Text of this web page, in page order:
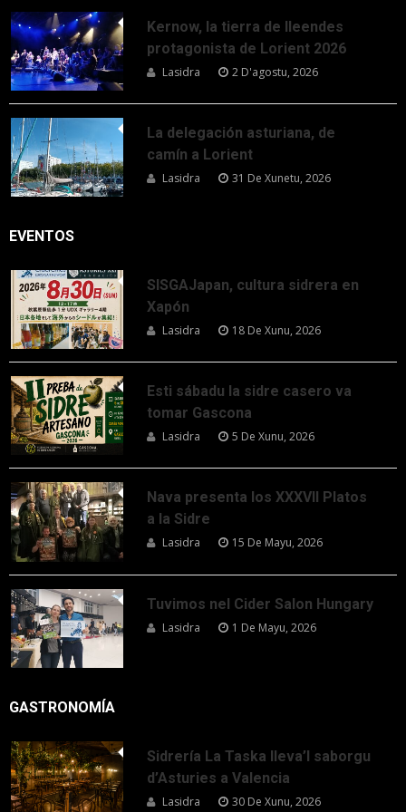
Kernow, la tierra de lleendes
protagonista de Lorient 2026
Lasidra 2 D'agostu, 2026
La delegación asturiana, de
camín a Lorient
Lasidra 31 De Xunetu, 2026
EVENTOS
SISGAJapan, cultura sidrera en
Xapón
Lasidra 18 De Xunu, 2026
Esti sábadu la sidre casero va
tomar Gascona
Lasidra 5 De Xunu, 2026
Nava presenta los XXXVII Platos
a la Sidre
Lasidra 15 De Mayu, 2026
Tuvimos nel Cider Salon Hungary
Lasidra 1 De Mayu, 2026
GASTRONOMÍA
Sidrería La Taska lleva’l saborgu
d’Asturies a Valencia
Lasidra 30 De Xunu, 2026